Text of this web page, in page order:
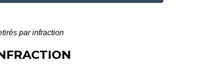
par infraction